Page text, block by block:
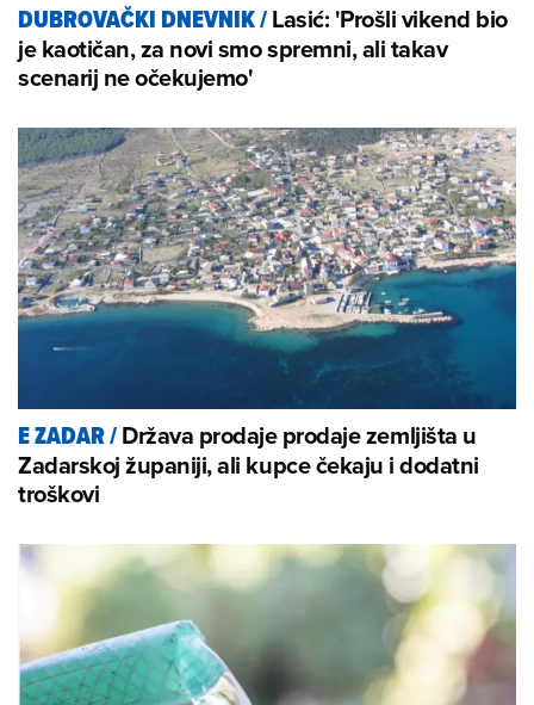
DUBROVAČKI DNEVNIK/Lasić: 'Prošli vikend bio
je kaotičan, za novi smo spremni, ali takav
scenarij ne očekujemo'
E ZADAR/Država prodaje prodaje zemljišta u
Zadarskoj županiji, ali kupce čekaju i dodatni
troškovi